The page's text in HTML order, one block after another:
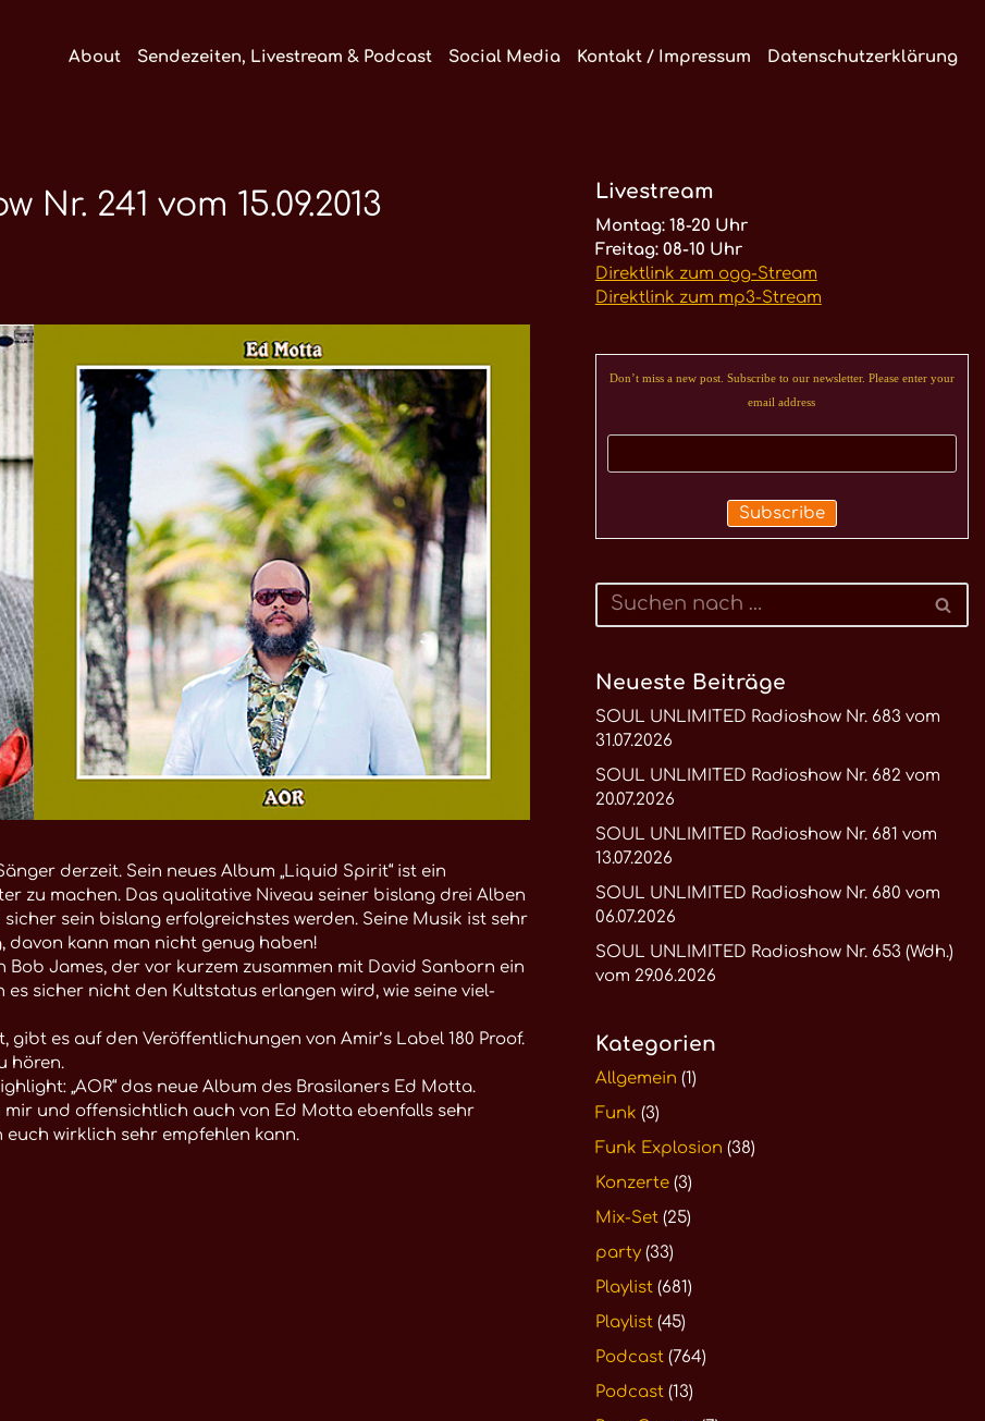
About Sendezeiten, Livestream & Podcast Social Media Kontakt / Impressum Datenschutzerklärung
241 vom 15.09.2013
derzeit. Sein neues Album „Liquid Spirit“ ist ein
zu machen. Das qualitative Niveau seiner bislang drei Alben
sein bislang erfolgreichstes werden. Seine Musik ist sehr
davon kann man nicht genug haben!
James, der vor kurzem zusammen mit David Sanborn ein
sicher nicht den Kultstatus erlangen wird, wie seine viel-
es auf den Veröffentlichungen von Amir’s Label 180 Proof.
hören.
„AOR“ das neue Album des Brasilaners Ed Motta.
und offensichtlich auch von Ed Motta ebenfalls sehr
wirklich sehr empfehlen kann.
Livestream
Montag: 18-20 Uhr
Freitag: 08-10 Uhr
Direktlink zum ogg-Stream
Direktlink zum mp3-Stream
Don’t miss a new post. Subscribe to our newsletter. Please enter your
email address
Neueste Beiträge
SOUL UNLIMITED Radioshow Nr. 683 vom
31.07.2026
SOUL UNLIMITED Radioshow Nr. 682 vom
20.07.2026
SOUL UNLIMITED Radioshow Nr. 681 vom
13.07.2026
SOUL UNLIMITED Radioshow Nr. 680 vom
06.07.2026
SOUL UNLIMITED Radioshow Nr. 653 (Wdh.)
vom 29.06.2026
Kategorien
Allgemein (1)
Funk (3)
Funk Explosion (38)
Konzerte(3)
Mix-Set(25)
party(33)
Playlist(681)
Playlist(45)
Podcast(764)
Podcast(13)